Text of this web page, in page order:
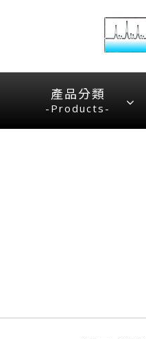
產品分類
-Products-